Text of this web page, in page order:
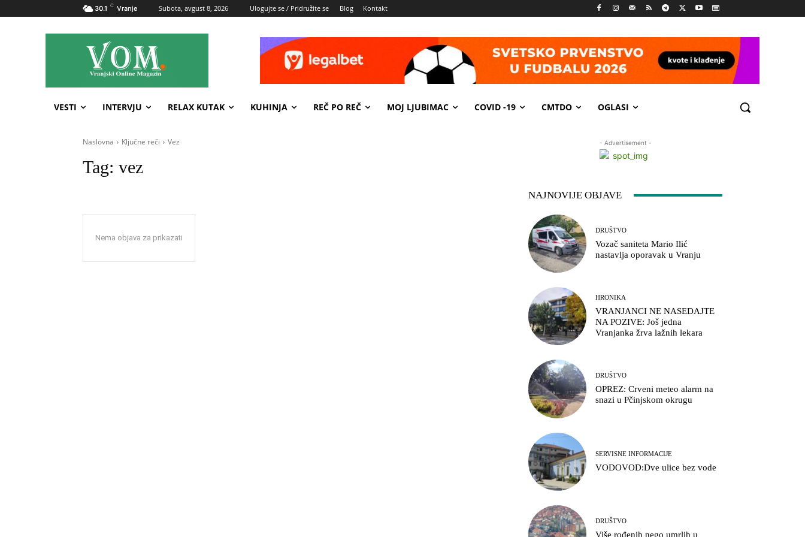
30.1 C Vranje Subota, avgust 8, 2026 Ulogujte se / Pridružite se Blog Kontakt
VESTI INTERVJU RELAX KUTAK KUHINJA REČ PO REČ MOJ LJUBIMAC COVID -19 CMTDO OGLASI
Naslovna Ključne reči Vez
Tag: vez
Nema objava za prikazati
- Advertisement -
NAJNOVIJE OBJAVE
DRUŠTVO
Vozač saniteta Mario Ilić
nastavlja oporavak u Vranju
HRONIKA
VRANJANCI NE NASEDAJTE
NA POZIVE: Još jedna
Vranjanka žrva lažnih lekara
DRUŠTVO
OPREZ: Crveni meteo alarm na
snazi u Pčinjskom okrugu
SERVISNE INFORMACIJE
VODOVOD:Dve ulice bez vode
DRUŠTVO
Više rođenih nego umrlih u